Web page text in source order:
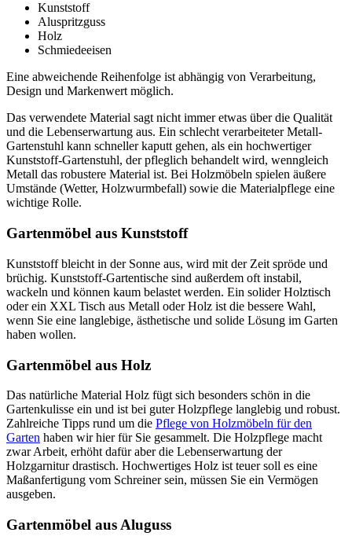
Kunststoff
Aluspritzguss
Holz
Schmiedeeisen
Eine abweichende Reihenfolge ist abhängig von Verarbeitung,
Design und Markenwert möglich.
Das verwendete Material sagt nicht immer etwas über die Qualität
und die Lebenserwartung aus. Ein schlecht verarbeiteter Metall-
Gartenstuhl kann schneller kaputt gehen, als ein hochwertiger
Kunststoff-Gartenstuhl, der pfleglich behandelt wird, wenngleich
Metall das robustere Material ist. Bei Holzmöbeln spielen äußere
Umstände (Wetter, Holzwurmbefall) sowie die Materialpflege eine
wichtige Rolle.
Gartenmöbel aus Kunststoff
Kunststoff bleicht in der Sonne aus, wird mit der Zeit spröde und
brüchig. Kunststoff-Gartentische sind außerdem oft instabil,
wackeln und können kaum belastet werden. Ein solider Holztisch
oder ein XXL Tisch aus Metall oder Holz ist die bessere Wahl,
wenn Sie eine langlebige, ästhetische und solide Lösung im Garten
haben wollen.
Gartenmöbel aus Holz
Das natürliche Material Holz fügt sich besonders schön in die
Gartenkulisse ein und ist bei guter Holzpflege langlebig und robust.
Zahlreiche Tipps rund um die Pflege von Holzmöbeln für den
Garten haben wir hier für Sie gesammelt. Die Holzpflege macht
zwar Arbeit, erhöht dafür aber die Lebenserwartung der
Holzgarnitur drastisch. Hochwertiges Holz ist teuer soll es eine
Maßanfertigung vom Schreiner sein, müssen Sie ein Vermögen
ausgeben.
Gartenmöbel aus Aluguss